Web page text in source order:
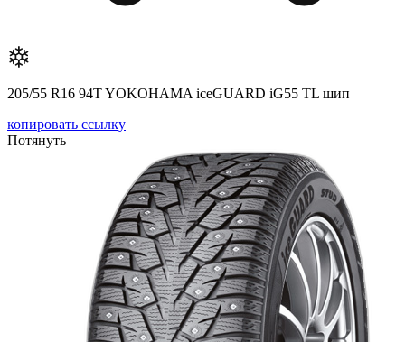
205/55 R16 94T YOKOHAMA iceGUARD iG55 TL шип
копировать ссылку
Потянуть